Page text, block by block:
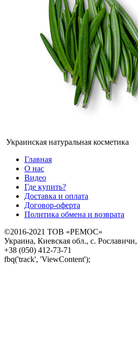
Украинская натуральная косметика
Главная
О нас
Видео
Где купить?
Доставка и оплата
Договор-оферта
Политика обмена и возврата
©2016-2021 ТОВ «РЕМОС»
Украина, Киевская обл., с. Рославичи,
+38 (050) 412-73-71
fbq('track', 'ViewContent');